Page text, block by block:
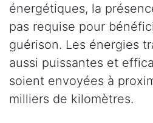
énergétiques, la
pas requise pour
guérison. Les énergies
aussi puissantes et
soient envoyées à
milliers de kilomètres.